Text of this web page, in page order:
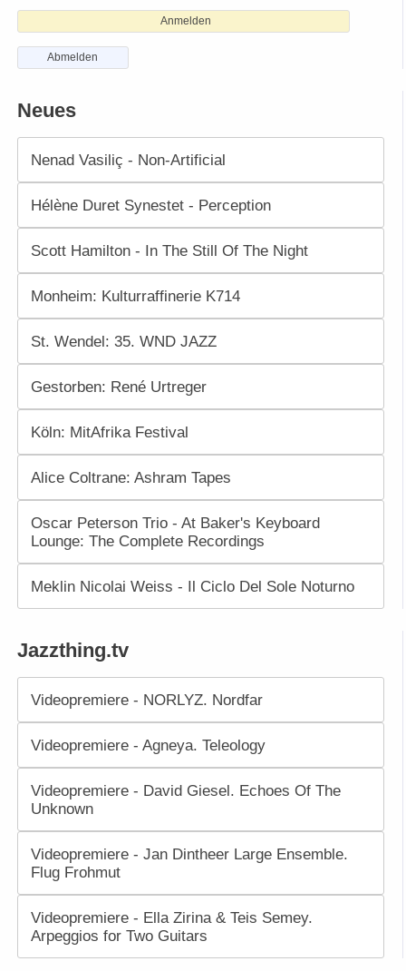
Anmelden
Abmelden
Neues
Nenad Vasiliç - Non-Artificial
Hélène Duret Synestet - Perception
Scott Hamilton - In The Still Of The Night
Monheim: Kulturraffinerie K714
St. Wendel: 35. WND JAZZ
Gestorben: René Urtreger
Köln: MitAfrika Festival
Alice Coltrane: Ashram Tapes
Oscar Peterson Trio - At Baker's Keyboard
Lounge: The Complete Recordings
Meklin Nicolai Weiss - Il Ciclo Del Sole Noturno
Jazzthing.tv
Videopremiere - NORLYZ. Nordfar
Videopremiere - Agneya. Teleology
Videopremiere - David Giesel. Echoes Of The
Unknown
Videopremiere - Jan Dintheer Large Ensemble.
Flug Frohmut
Videopremiere - Ella Zirina & Teis Semey.
Arpeggios for Two Guitars